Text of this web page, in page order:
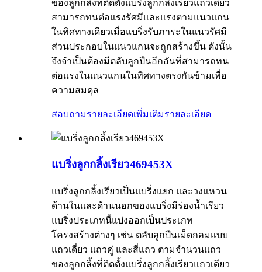
ของลูกกลิ้งที่ติดตั้งแบริ่งลูกกลิ้งเรียวแถวเดียว
สามารถทนต่อแรงรัศมีและแรงตามแนวแกน
ในทิศทางเดียวเมื่อแบริ่งรับภาระในแนวรัศมี
ส่วนประกอบในแนวแกนจะถูกสร้างขึ้น ดังนั้น
จึงจำเป็นต้องมีตลับลูกปืนอีกอันที่สามารถทน
ต่อแรงในแนวแกนในทิศทางตรงกันข้ามเพื่อ
ความสมดุล
สอบถามรายละเอียดเพิ่มเติมรายละเอียด
แบริ่งลูกกลิ้งเรียว469453X
แบริ่งลูกกลิ้งเรียวเป็นแบริ่งแยก และวงแหวน
ด้านในและด้านนอกของแบริ่งมีร่องน้ำเรียว
แบริ่งประเภทนี้แบ่งออกเป็นประเภท
โครงสร้างต่างๆ เช่น ตลับลูกปืนเม็ดกลมแบบ
แถวเดี่ยว แถวคู่ และสี่แถว ตามจำนวนแถว
ของลูกกลิ้งที่ติดตั้งแบริ่งลูกกลิ้งเรียวแถวเดียว